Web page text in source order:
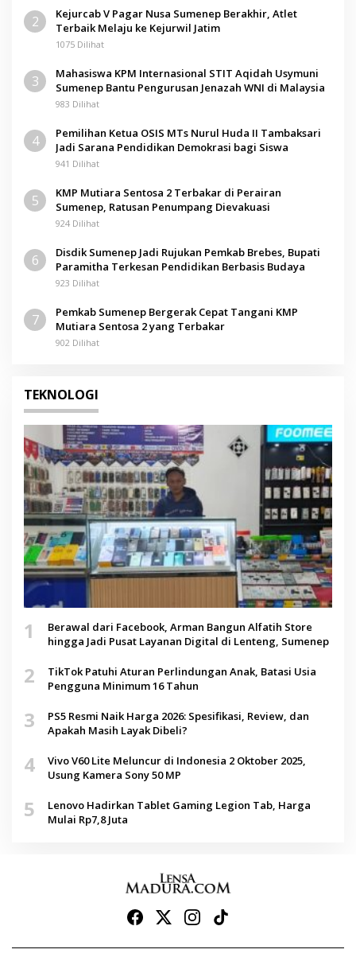
2
Kejurcab V Pagar Nusa Sumenep Berakhir, Atlet
Terbaik Melaju ke Kejurwil Jatim
1075 Dilihat
3
Mahasiswa KPM Internasional STIT Aqidah Usymuni
Sumenep Bantu Pengurusan Jenazah WNI di Malaysia
983 Dilihat
4
Pemilihan Ketua OSIS MTs Nurul Huda II Tambaksari
Jadi Sarana Pendidikan Demokrasi bagi Siswa
941 Dilihat
5
KMP Mutiara Sentosa 2 Terbakar di Perairan
Sumenep, Ratusan Penumpang Dievakuasi
924 Dilihat
6
Disdik Sumenep Jadi Rujukan Pemkab Brebes, Bupati
Paramitha Terkesan Pendidikan Berbasis Budaya
923 Dilihat
7
Pemkab Sumenep Bergerak Cepat Tangani KMP
Mutiara Sentosa 2 yang Terbakar
902 Dilihat
TEKNOLOGI
1
Berawal dari Facebook, Arman Bangun Alfatih Store
hingga Jadi Pusat Layanan Digital di Lenteng, Sumenep
2
TikTok Patuhi Aturan Perlindungan Anak, Batasi Usia
Pengguna Minimum 16 Tahun
3
PS5 Resmi Naik Harga 2026: Spesifikasi, Review, dan
Apakah Masih Layak Dibeli?
4
Vivo V60 Lite Meluncur di Indonesia 2 Oktober 2025,
Usung Kamera Sony 50 MP
5
Lenovo Hadirkan Tablet Gaming Legion Tab, Harga
Mulai Rp7,8 Juta